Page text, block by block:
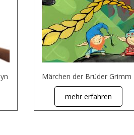
Märchen der Brüder Grimm
mehr erfahren